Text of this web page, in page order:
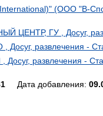
(ООО "В-
ГУ , Досуг,
Досуг, развлечения -
Досуг, развлечения -
Дата добавления: